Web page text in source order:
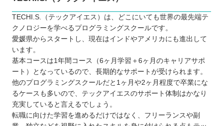
TECHI.S.（テックアイエス）は、どこにいても世界の最先端テ
クノロジーを学べるプログラミングスクールです。
愛媛県からスタートし、現在はインドやアメリカにも進出して
います。
基本コースは1年間コース（6ヶ月学習＋6ヶ月のキャリアサポ
ート）となっているので、長期的なサポートが受けられます。
他のプログラミングスクールだと1ヶ月や2ヶ月程度で卒業にな
るケースも多いので、テックアイエスのサポート体制はかなり
充実していると言えるでしょう。
転職に向けた学習を進めるだけではなく、フリーランスや副